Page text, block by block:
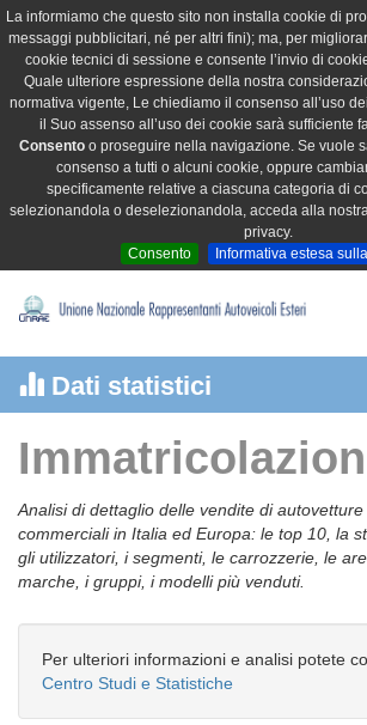
La informiamo che questo sito non installa cookie di
messaggi pubblicitari, né per altri fini); ma, per
cookie tecnici di sessione e consente l’invio di
Quale ulteriore espressione della nostra
normativa vigente, Le chiediamo il consenso all’uso
il Suo assenso all’uso dei cookie sarà sufficiente
Consento o proseguire nella navigazione. Se vuole
consenso a tutti o alcuni cookie, oppure
specificamente relative a ciascuna categoria di
selezionandola o deselezionandola, acceda alla
privacy.
Consento
Informativa estesa
Dati statistici
Analisi di dettaglio delle vendite di
commerciali in Italia ed Europa: le top 10, la
gli utilizzatori, i segmenti, le carrozzerie, le
marche, i gruppi, i modelli più venduti.
Per ulteriori informazioni e analisi potete
Centro Studi e Statistiche